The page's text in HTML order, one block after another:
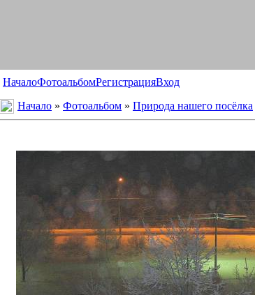
НачалоФотоальбомРегистрацияВход
Начало » Фотоальбом » Природа нашего посёлка